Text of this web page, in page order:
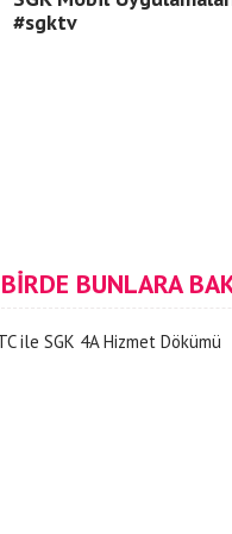
#sgktv
BİRDE BUNLARA